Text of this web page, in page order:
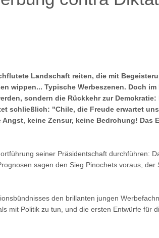
Landschaft reiten, die mit
wippen... Typische Werbeszenen. Doch im
sondern die Rückkehr zur Demokratie:
schließlich: "Chile, die Freude erwartet
keine Zensur, keine Bedrohung! Das
seiner Präsidentschaft durchführen:
sagen den Sieg Pinochets voraus, der
den brillanten jungen
mit Politik zu tun, und die ersten Entwürfe für